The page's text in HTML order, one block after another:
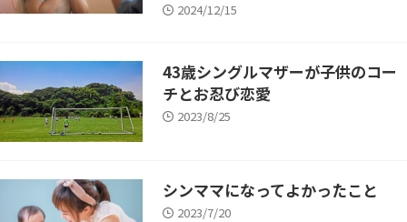
2024/12/15
43歳シングルマザーが子供のコー
チとお忍び恋愛
2023/8/25
シンママになってよかったこと
2023/7/20